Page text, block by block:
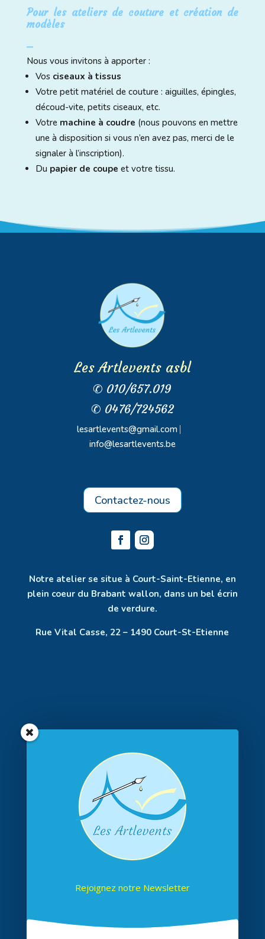
Pour les ateliers de couture et création de
modèles
Nous vous invitons à apporter :
Vos ciseaux à tissus
Votre petit matériel de couture : aiguilles, épingles,
découd-vite, petits ciseaux, etc.
Votre machine à coudre (nous pouvons en mettre
une à disposition si vous n’en avez pas, merci de le
signaler à l’inscription).
Du papier de coupe et votre tissu.
Les Artlevents asbl
✆ 010/657.019
✆ 0476/724562
lesartlevents@gmail.com
info@lesartlevents.be
Contactez-nous
Notre atelier se situe à Court-Saint-Etienne, en
plein coeur du Brabant wallon, dans un bel écrin
de verdure.
Rue Vital Casse, 22 – 1490 Court-St-Etienne
Rejoignez notre Newsletter